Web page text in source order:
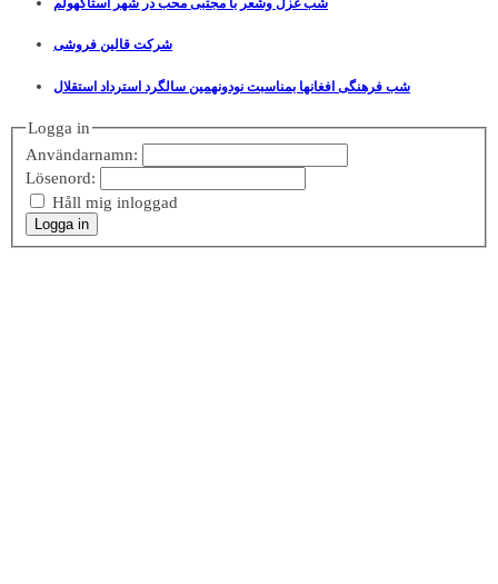
شرکت قالین فروشی
شب فرهنگی افغانها بمناسبت نودونهمین سالگرد استرداد استقلال
Logga in
Användarnamn:
Lösenord:
Håll mig inloggad
Logga in